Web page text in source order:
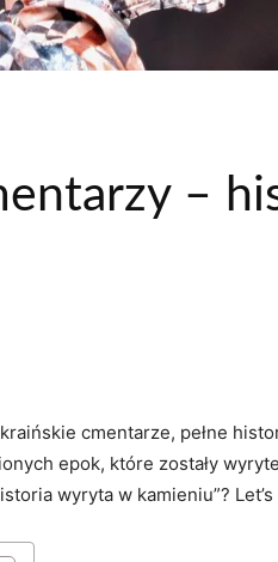
–
cmentarze, pełne
‍epok,​ które zostały
wyryta ‌w kamieniu”? Let’s